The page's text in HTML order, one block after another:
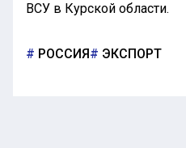
ВСУ в Курской области.
РОССИЯ ЭКСПОРТ